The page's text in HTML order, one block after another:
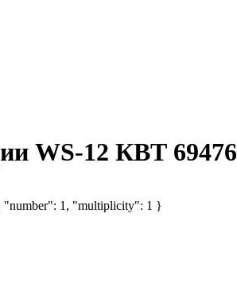
WS-12 КВТ 69476
1, "multiplicity": 1 }